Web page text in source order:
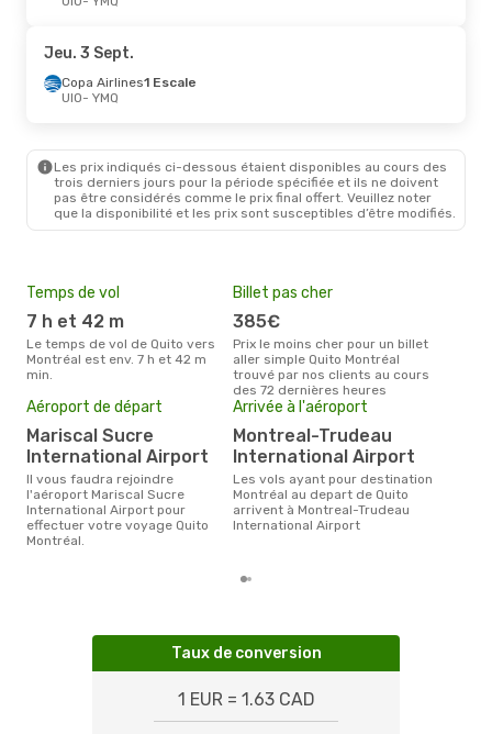
Jeu. 3 Sept.
Copa Airlines1 Escale
UIO- YMQ
Les prix indiqués ci-dessous étaient disponibles au cours des
trois derniers jours pour la période spécifiée et ils ne doivent
pas être considérés comme le prix final offert. Veuillez noter
que la disponibilité et les prix sont susceptibles d’être modifiés.
Temps de vol
7 h et 42 m
Le temps de vol de Quito vers
Montréal est env. 7 h et 42 m
min.
Billet pas cher
385€
Prix le moins cher pour un billet
aller simple Quito Montréal
trouvé par nos clients au cours
des 72 dernières heures
Aéroport de départ
Mariscal Sucre
International Airport
Il vous faudra rejoindre
l'aéroport Mariscal Sucre
International Airport pour
effectuer votre voyage Quito
Montréal.
Arrivée à l'aéroport
Montreal-Trudeau
International Airport
Les vols ayant pour destination
Montréal au depart de Quito
arrivent à Montreal-Trudeau
International Airport
Taux de conversion
1 EUR = 1.63 CAD